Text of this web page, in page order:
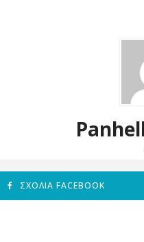
ΣΧΌΛΙΑ FACEBOOK